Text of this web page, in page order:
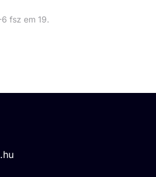
fsz em 19.